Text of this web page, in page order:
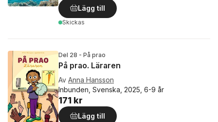
Lägg till
Skickas
Del 28 - På prao
På prao. Läraren
Av Anna Hansson
Inbunden, Svenska, 2025, 6-9 år
171 kr
Lägg till